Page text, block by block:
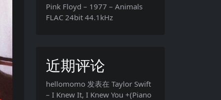
Pink Floyd – 1977 – Animals
FLAC 24bit 44.1kHz
近期评论
hellomomo 发表在 Taylor Swift
– I Knew It, I Knew You +(Piano